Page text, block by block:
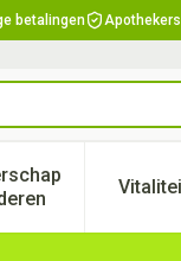
betalingen
en hygiëne
voeding en
submenu voor